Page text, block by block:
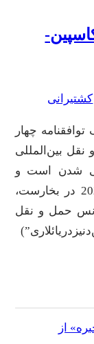
کشتیرانی
چهار
نقل بین‌المللی
شدن است و
احتمالاً مراسم امضای آن در سپتامبر 2024 در بخارست،
حمل و نقل